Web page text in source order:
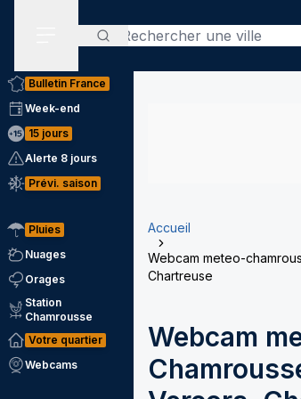
Rechercher
Bulletin France
Week-end
15 jours
Alerte 8 jours
Prévi. saison
Pluies
Nuages
Orages
Station
Chamrousse
Votre quartier
Webcams
Accueil
Webcam meteo-
Chartreuse
Webcam